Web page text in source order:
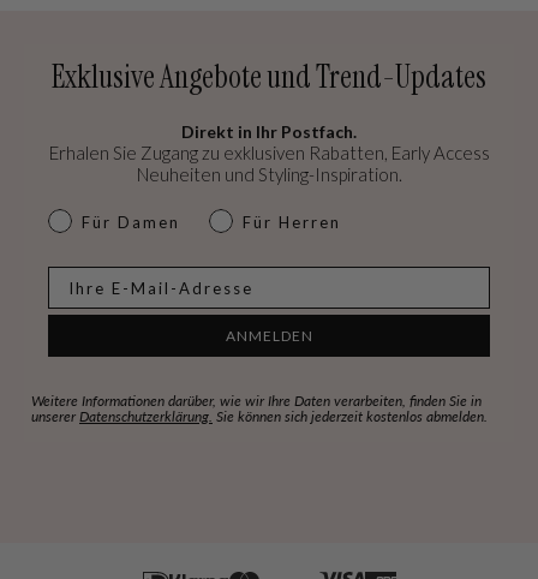
Exklusive Angebote und Trend-Updates
Direkt in Ihr Postfach.
Erhalen Sie Zugang zu exklusiven Rabatten, Early Access
Neuheiten und Styling-Inspiration.
dames & heren
Für Damen Für Herren
ANMELDEN
Weitere Informationen darüber, wie wir Ihre Daten verarbeiten, finden Sie in
unserer Datenschutzerklärung. Sie können sich jederzeit kostenlos abmelden.